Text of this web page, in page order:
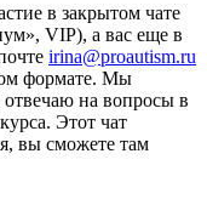
в закрытом чате
VIP), а вас еще в
irina@proautism.ru
формате. Мы
на вопросы в
Этот чат
вы сможете там